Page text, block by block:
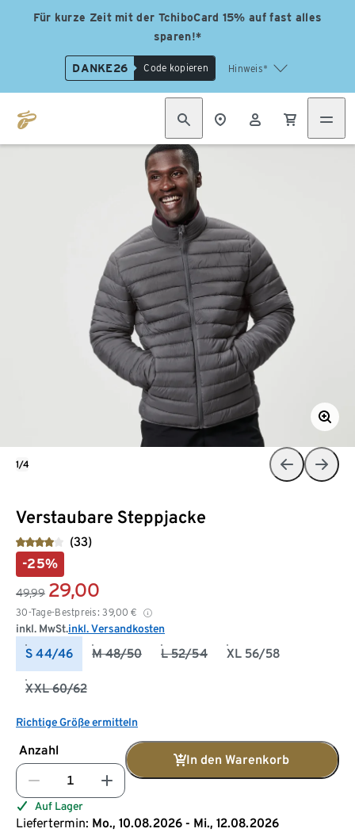
Für kurze Zeit mit der TchiboCard 15% auf fast alles
sparen!*
DANKE26 Code kopieren Hinweis*
Verstaubare Steppjacke
(33)
-25%
49,99 29,00
30-Tage-Bestpreis: 39,00 €
inkl. MwSt.inkl. Versandkosten
S 44/46 M 48/50 L 52/54 XL 56/58
XXL 60/62
Richtige Größe ermitteln
Anzahl
In den Warenkorb
Auf Lager
Liefertermin: Mo., 10.08.2026 - Mi., 12.08.2026
1/4